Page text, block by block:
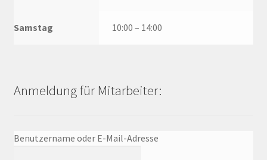
Samstag 10:00 – 14:00
Anmeldung für Mitarbeiter:
Benutzername oder E-Mail-Adresse